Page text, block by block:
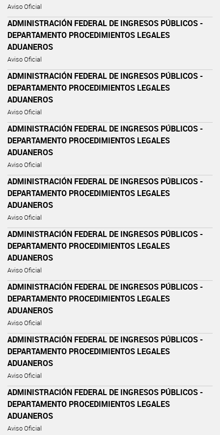
Aviso Oficial
ADMINISTRACIÓN FEDERAL DE INGRESOS PÚBLICOS -
DEPARTAMENTO PROCEDIMIENTOS LEGALES
ADUANEROS
Aviso Oficial
ADMINISTRACIÓN FEDERAL DE INGRESOS PÚBLICOS -
DEPARTAMENTO PROCEDIMIENTOS LEGALES
ADUANEROS
Aviso Oficial
ADMINISTRACIÓN FEDERAL DE INGRESOS PÚBLICOS -
DEPARTAMENTO PROCEDIMIENTOS LEGALES
ADUANEROS
Aviso Oficial
ADMINISTRACIÓN FEDERAL DE INGRESOS PÚBLICOS -
DEPARTAMENTO PROCEDIMIENTOS LEGALES
ADUANEROS
Aviso Oficial
ADMINISTRACIÓN FEDERAL DE INGRESOS PÚBLICOS -
DEPARTAMENTO PROCEDIMIENTOS LEGALES
ADUANEROS
Aviso Oficial
ADMINISTRACIÓN FEDERAL DE INGRESOS PÚBLICOS -
DEPARTAMENTO PROCEDIMIENTOS LEGALES
ADUANEROS
Aviso Oficial
ADMINISTRACIÓN FEDERAL DE INGRESOS PÚBLICOS -
DEPARTAMENTO PROCEDIMIENTOS LEGALES
ADUANEROS
Aviso Oficial
ADMINISTRACIÓN FEDERAL DE INGRESOS PÚBLICOS -
DEPARTAMENTO PROCEDIMIENTOS LEGALES
ADUANEROS
Aviso Oficial